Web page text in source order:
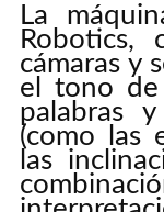
La
Robotics,
cámaras y
el tono
palabras
(como las
las